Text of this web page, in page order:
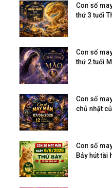
Con số
thứ 3 tuổi
Con số
thứ 2 tuổi
Con số
chủ nhật
Con số
Bảy hút tài